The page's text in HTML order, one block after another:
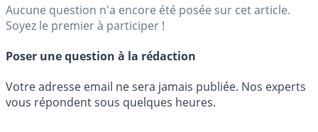
Aucune question n'a encore été posée sur cet article.
Soyez le premier à participer !
Poser une question à la rédaction
Votre adresse email ne sera jamais publiée. Nos experts
vous répondent sous quelques heures.